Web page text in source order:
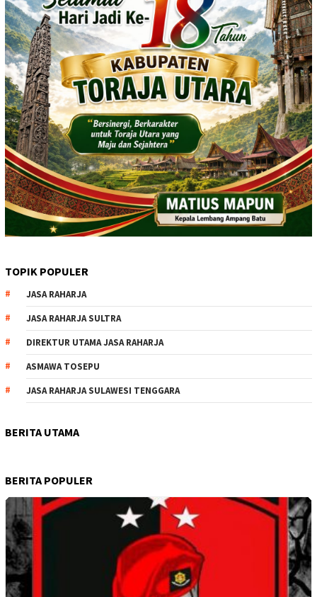
TOPIK POPULER
JASA RAHARJA
JASA RAHARJA SULTRA
DIREKTUR UTAMA JASA RAHARJA
ASMAWA TOSEPU
JASA RAHARJA SULAWESI TENGGARA
BERITA UTAMA
BERITA POPULER